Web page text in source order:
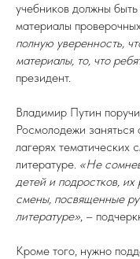
учебников должны
материалы
полную уверенность,
материалы, то, что
президент.
Владимир Путин
Росмолодежи заняться
лагерях тематических
литературе. «Не
детей и подростков, их
смены, посвященные
литературе», –
Кроме того, нужно